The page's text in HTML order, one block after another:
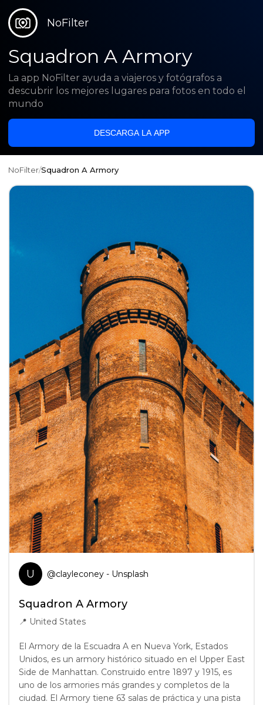
NoFilter
Squadron A Armory
La app NoFilter ayuda a viajeros y fotógrafos a
descubrir los mejores lugares para fotos en todo el
mundo
DESCARGA LA APP
NoFilter/Squadron A Armory
U @clayleconey- Unsplash
Squadron A Armory
📍 United States
El Armory de la Escuadra A en Nueva York, Estados
Unidos, es un armory histórico situado en el Upper East
Side de Manhattan. Construido entre 1897 y 1915, es
uno de los armories más grandes y completos de la
ciudad. El Armory tiene 63 salas de práctica y una pista